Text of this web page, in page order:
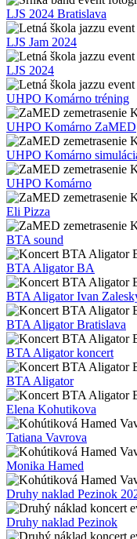
LJS 2024 Bratislava
LJS Jam 2024
LJS 2024
UHPO Komárno tréning
UHPO Komárno ZaMED
UHPO Komárno
UHPO Komárno
Eli Pizza
BTA sound
BTA Aligator BA
BTA Aligator Ivan
BTA Aligator Bratislava
BTA Aligator koncert
BTA Aligator
Elena Kohutikova
Tatiana Vavrova
Monika Hamed
Druhy naklad Pezinok
Druhy naklad Pezinok